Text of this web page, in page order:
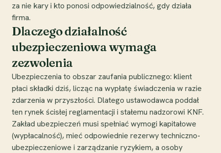
za nie kary i kto ponosi odpowiedzialność, gdy działa
firma.
Dlaczego działalność
ubezpieczeniowa wymaga
zezwolenia
Ubezpieczenia to obszar zaufania publicznego: klient
płaci składki dziś, licząc na wypłatę świadczenia w razie
zdarzenia w przyszłości. Dlatego ustawodawca poddał
ten rynek ścisłej reglamentacji i stałemu nadzorowi KNF.
Zakład ubezpieczeń musi spełniać wymogi kapitałowe
(wypłacalność), mieć odpowiednie rezerwy techniczno-
ubezpieczeniowe i zarządzanie ryzykiem, a osoby